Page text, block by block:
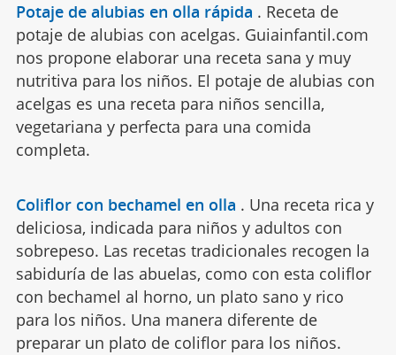
Potaje de alubias en olla rápida . Receta de
potaje de alubias con acelgas. Guiainfantil.com
nos propone elaborar una receta sana y muy
nutritiva para los niños. El potaje de alubias con
acelgas es una receta para niños sencilla,
vegetariana y perfecta para una comida
completa.
Coliflor con bechamel en olla . Una receta rica y
deliciosa, indicada para niños y adultos con
sobrepeso. Las recetas tradicionales recogen la
sabiduría de las abuelas, como con esta coliflor
con bechamel al horno, un plato sano y rico
para los niños. Una manera diferente de
preparar un plato de coliflor para los niños.